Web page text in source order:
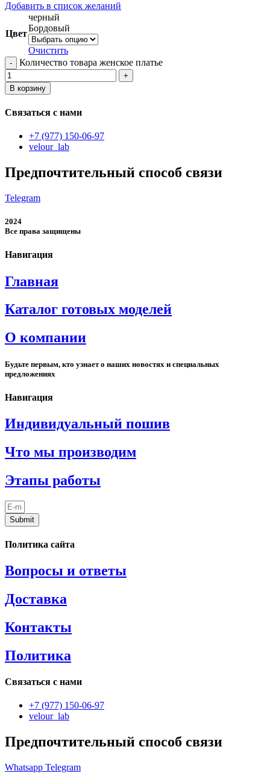
Добавить в список желаний
Цвет
черный
Бордовый
Очистить
Количество товара женское платье
В корзину
Связаться с нами
+7 (977) 150-06-97
velour_lab
Предпочтительный способ связи
Telegram
2024
Все права защищены
Навигация
Главная
Каталог готовых моделей
О компании
Будьте первым, кто узнает о наших новостях и специальных
предложениях
Навигация
Индивидуальный пошив
Что мы производим
Этапы работы
Submit
Политика сайта
Вопросы и ответы
Доставка
Контакты
Политика
Связаться с нами
+7 (977) 150-06-97
velour_lab
Предпочтительный способ связи
Whatsapp Telegram